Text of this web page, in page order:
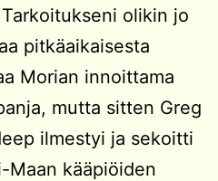
olikin jo
pitkäaikaisesta
Morian innoittama
mutta sitten Greg
ilmestyi ja sekoitti
Maan kääpiöiden